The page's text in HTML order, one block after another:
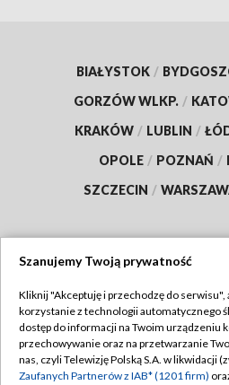
BIAŁYSTOK /
GORZÓW WLKP. /
KRAKÓW / LUBLIN /
OPOLE / POZNAŃ /
SZCZECIN /
TVP
Abonament TVP
Emisja w TVP
Regulamin
Polityka
Szanujemy Twoją prywatność
Kliknij "Akceptuję i przechodzę do serwisu",
korzystanie z technologii automatycznego
dostęp do informacji na Twoim urządzeniu
przechowywanie oraz na przetwarzanie
nas, czyli Telewizję Polską S.A. w likwidacji
Zaufanych Partnerów z IAB* (1201 firm)